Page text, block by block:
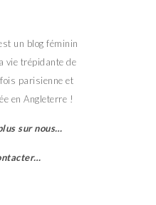
un blog féminin
vie trépidante de
parisienne et
en Angleterre !
sur nous…